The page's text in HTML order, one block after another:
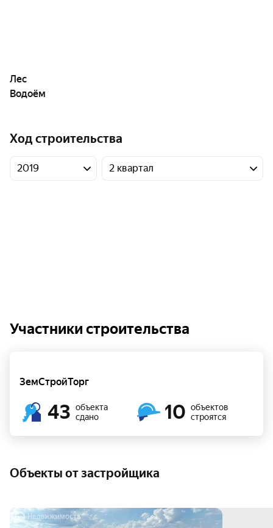
Лес
Водоём
Ход строительства
2019 2 квартал
Участники строительства
ЗемСтройТорг
43 объекта
сдано
10 объектов
строятся
Объекты от застройщика